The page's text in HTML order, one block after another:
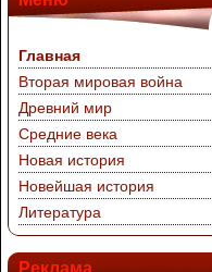
Главная
Вторая мировая война
Древний мир
Средние века
Новая история
Новейшая история
Литература
Реклама